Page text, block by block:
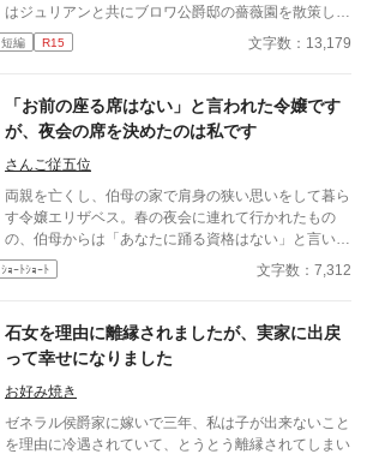
はジュリアンと共にブロワ公爵邸の薔薇園を散策して
いたら、二人の元へ使用人が慌ててやって来て、ジュ
リアンの幼馴染のキャシー・ボナリー子爵令嬢が訪問
そこでキャシーはとんでもない発言をする。 ジュリ
アンとキャシーは婚約者で、キャシーは両親の都合で
数年間隣の国にいたが、やっとこの国に戻って来れた
ので、結婚しようとのこと。 ジュリアンはすかさず
キャシーと婚約関係にあった事実はなく、もう既にフ
ルールと結婚していると返答する。 「じゃあ、その
フルールとやらと離婚して私と再婚しなさい！」
……あの？ 何故あなたの言いなりに離婚しなくては
ならないのかしら？ 私達の結婚は政略的な要素も含
定は緩いです 物語としてお楽しみ頂けたらと思いま
す ＊HOTランキング1位(2021.7.13) 感謝です*.＊ 恋
短編 R15 文字数：13,179
「お前の座る席はない」と言われた令嬢です
が、夜会の席を決めたのは私です
さんご従五位
両親を亡くし、伯母の家で肩身の狭い思いをして暮ら
す令嬢エリザベス。春の夜会に連れて行かれたもの
の、伯母からは「あなたに踊る資格はない」と言い渡
され、壁際で大人しくしているよう命じられてしま
う。 けれどその夜会の来客名簿も席順も贈答品の順
た。伯母が自分の手柄にしようとして帳面を持ち出し
た結果、会場は大混乱。さすがに見かねたエリザベス
が修正に乗り出すと……。 壁際に追いやられていた
令嬢が、自分の力と居場所を取り戻すお話。
ｼｮｰﾄｼｮｰﾄ 文字数：7,312
石女を理由に離縁されましたが、実家に出戻
って幸せになりました
お好み焼き
ゼネラル侯爵家に嫁いで三年、私は子が出来ないこと
を理由に冷遇されていて、とうとう離縁されてしまい